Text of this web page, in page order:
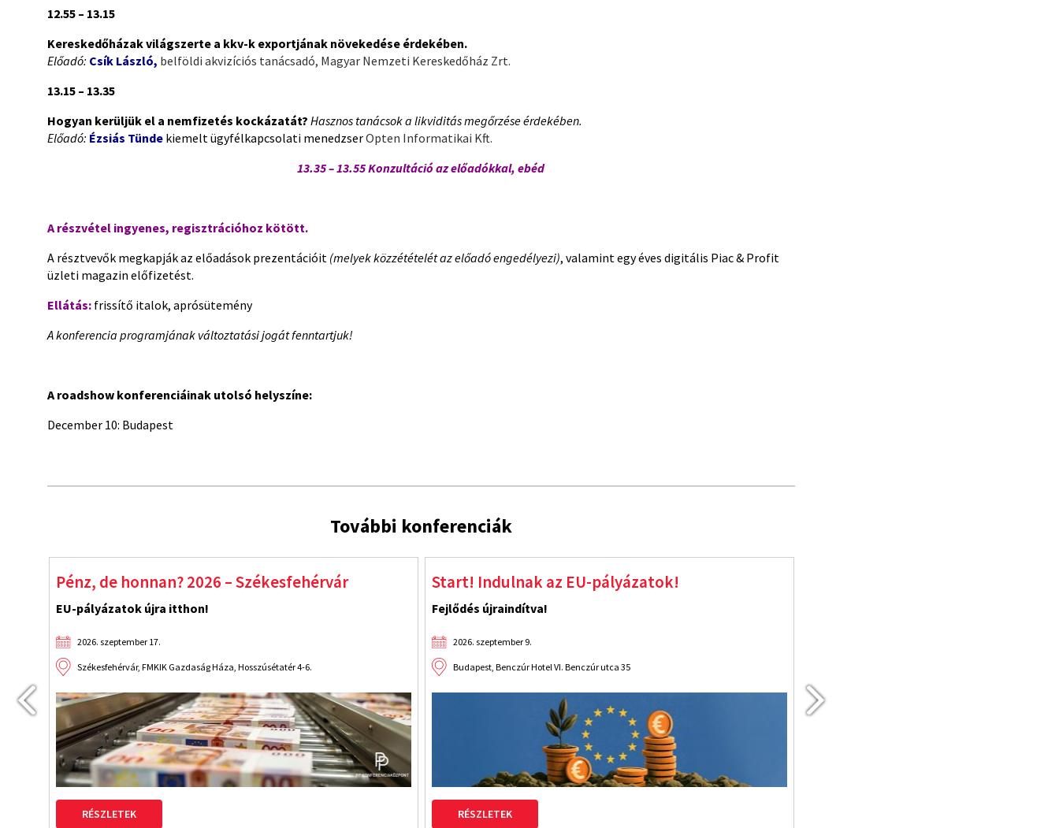
12.55 – 13.15
Kereskedőházak világszerte a kkv-k exportjának növekedése érdekében.
Előadó: Csík László, belföldi akvizíciós tanácsadó, Magyar Nemzeti Kereskedőház Zrt.
13.15 – 13.35
Hogyan kerüljük el a nemfizetés kockázatát? Hasznos tanácsok a likviditás megőrzése érdekében.
Előadó: Ézsiás Tünde kiemelt ügyfélkapcsolati menedzserOpten Informatikai Kft.
13.35 – 13.55 Konzultáció az előadókkal, ebéd
A részvétel ingyenes, regisztrációhoz kötött.
A résztvevők megkapják az előadások prezentációit (melyek közzétételét az előadó engedélyezi), valamint egy éves digitális Piac & Profit
üzleti magazin előfizetést.
Ellátás: frissítő italok, aprósütemény
A konferencia programjának változtatási jogát fenntartjuk!
A roadshow konferenciáinak utolsó helyszíne:
December 10: Budapest
További konferenciák
Start! Indulnak az EU-pályázatok!
Fejlődés újraindítva!
2026. szeptember 9.
Budapest, Benczúr Hotel VI. Benczúr utca 35
RÉSZLETEK
Jelöltesse cégét az idei Üzleti Etikai Díjra!
2026. szeptember 9.